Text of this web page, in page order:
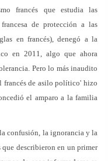
francés que estudia las
de protección a las
en francés), denegó a la
en 2011, algo que ahora
Pero lo más inaudito
francés de asilo político' hizo
el amparo a la familia
confusión, la ignorancia y la
describieron en un primer